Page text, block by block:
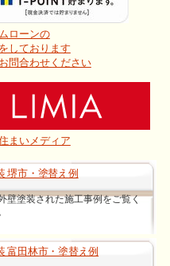
ローンの
しております
問合わせください
まいメディア
堺市・塗替え例
壁塗装された施工事例をご覧く
富田林市・塗替え例